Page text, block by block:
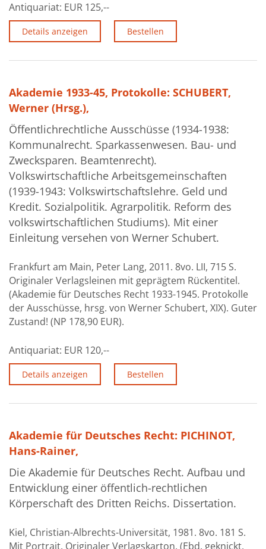
Antiquariat: EUR 125,--
Details anzeigen Bestellen
Akademie 1933-45, Protokolle: SCHUBERT,
Werner (Hrsg.),
Öffentlichrechtliche Ausschüsse (1934-1938:
Kommunalrecht. Sparkassenwesen. Bau- und
Zwecksparen. Beamtenrecht).
Volkswirtschaftliche Arbeitsgemeinschaften
(1939-1943: Volkswirtschaftslehre. Geld und
Kredit. Sozialpolitik. Agrarpolitik. Reform des
volkswirtschaftlichen Studiums). Mit einer
Einleitung versehen von Werner Schubert.
Frankfurt am Main, Peter Lang, 2011. 8vo. LII, 715 S.
Originaler Verlagsleinen mit geprägtem Rückentitel.
(Akademie für Deutsches Recht 1933-1945. Protokolle
der Ausschüsse, hrsg. von Werner Schubert, XIX). Guter
Zustand! (NP 178,90 EUR).
Antiquariat: EUR 120,--
Details anzeigen Bestellen
Akademie für Deutsches Recht: PICHINOT,
Hans-Rainer,
Die Akademie für Deutsches Recht. Aufbau und
Entwicklung einer öffentlich-rechtlichen
Körperschaft des Dritten Reichs. Dissertation.
Kiel, Christian-Albrechts-Universität, 1981. 8vo. 181 S.
Mit Portrait. Originaler Verlagskarton. (Ebd. geknickt,